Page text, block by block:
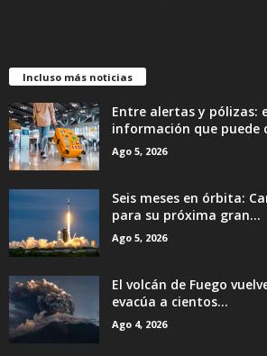
Incluso más noticias
Entre alertas y pólizas:
información que puede
Ago 5, 2026
Seis meses en órbita:
para su próxima gran...
Ago 5, 2026
El volcán de Fuego
evacúa a cientos...
Ago 4, 2026